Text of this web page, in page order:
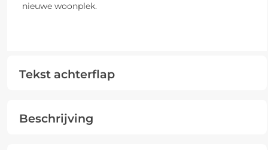
nieuwe woonplek.
Tekst achterflap
Beschrijving